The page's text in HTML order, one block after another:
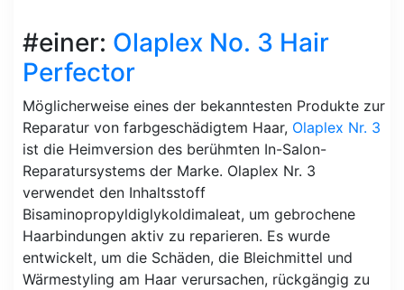
#einer: Olaplex No. 3 Hair
Perfector
Möglicherweise eines der bekanntesten Produkte zur
Reparatur von farbgeschädigtem Haar, Olaplex Nr. 3
ist die Heimversion des berühmten In-Salon-
Reparatursystems der Marke. Olaplex Nr. 3
verwendet den Inhaltsstoff
Bisaminopropyldiglykoldimaleat, um gebrochene
Haarbindungen aktiv zu reparieren. Es wurde
entwickelt, um die Schäden, die Bleichmittel und
Wärmestyling am Haar verursachen, rückgängig zu